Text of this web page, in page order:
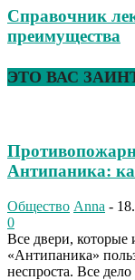
Справочник
преимущества
ЭТО ВАС
Антипаника:
Общество Anna -
0
Все двери, которые
«Антипаника»
неспроста. Все